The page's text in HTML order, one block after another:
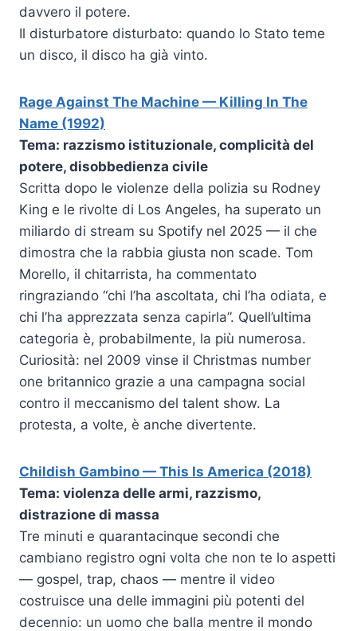
davvero il potere.
Il disturbatore disturbato: quando lo Stato teme
un disco, il disco ha già vinto.
Rage Against The Machine — Killing In The
Name (1992)
Tema: razzismo istituzionale, complicità del
potere, disobbedienza civile
Scritta dopo le violenze della polizia su Rodney
King e le rivolte di Los Angeles, ha superato un
miliardo di stream su Spotify nel 2025 — il che
dimostra che la rabbia giusta non scade. Tom
Morello, il chitarrista, ha commentato
ringraziando “chi l’ha ascoltata, chi l’ha odiata, e
chi l’ha apprezzata senza capirla”. Quell’ultima
categoria è, probabilmente, la più numerosa.
Curiosità: nel 2009 vinse il Christmas number
one britannico grazie a una campagna social
contro il meccanismo del talent show. La
protesta, a volte, è anche divertente.
Childish Gambino — This Is America (2018)
Tema: violenza delle armi, razzismo,
distrazione di massa
Tre minuti e quarantacinque secondi che
cambiano registro ogni volta che non te lo aspetti
— gospel, trap, chaos — mentre il video
costruisce una delle immagini più potenti del
decennio: un uomo che balla mentre il mondo